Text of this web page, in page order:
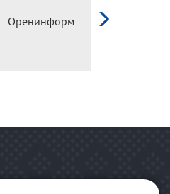
Оренинформ